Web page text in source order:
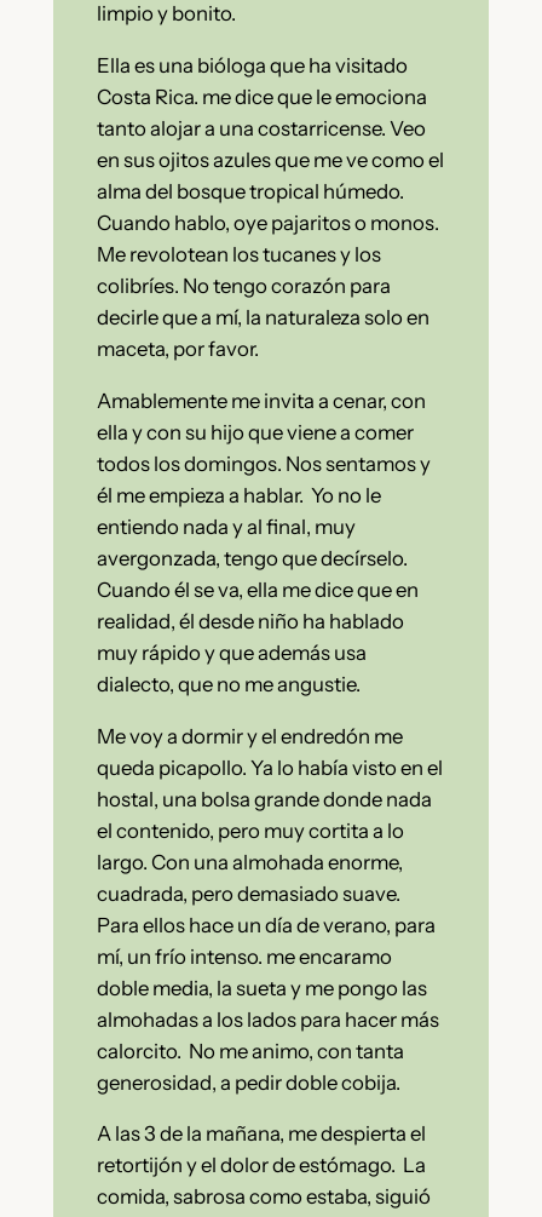
limpio y bonito.
Ella es una bióloga que ha visitado
Costa Rica. me dice que le emociona
tanto alojar a una costarricense. Veo
en sus ojitos azules que me ve como el
alma del bosque tropical húmedo.
Cuando hablo, oye pajaritos o monos.
Me revolotean los tucanes y los
colibríes. No tengo corazón para
decirle que a mí, la naturaleza solo en
maceta, por favor.
Amablemente me invita a cenar, con
ella y con su hijo que viene a comer
todos los domingos. Nos sentamos y
él me empieza a hablar. Yo no le
entiendo nada y al final, muy
avergonzada, tengo que decírselo.
Cuando él se va, ella me dice que en
realidad, él desde niño ha hablado
muy rápido y que además usa
dialecto, que no me angustie.
Me voy a dormir y el endredón me
queda picapollo. Ya lo había visto en el
hostal, una bolsa grande donde nada
el contenido, pero muy cortita a lo
largo. Con una almohada enorme,
cuadrada, pero demasiado suave.
Para ellos hace un día de verano, para
mí, un frío intenso. me encaramo
doble media, la sueta y me pongo las
almohadas a los lados para hacer más
calorcito. No me animo, con tanta
generosidad, a pedir doble cobija.
A las 3 de la mañana, me despierta el
retortijón y el dolor de estómago. La
comida, sabrosa como estaba, siguió